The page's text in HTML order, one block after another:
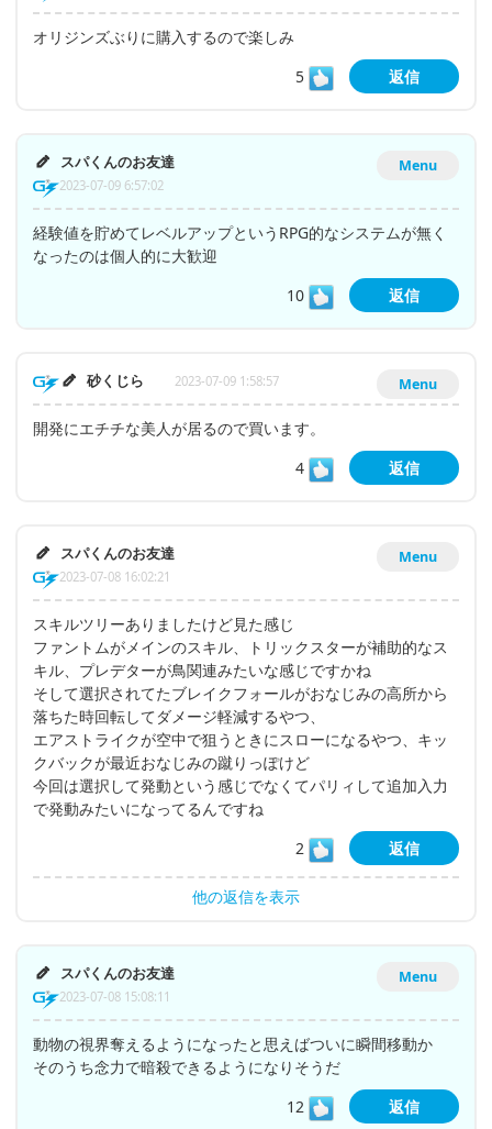
オリジンズぶりに購入するので楽しみ
5
返信
Menu
スパくんのお友達
2023-07-09 6:57:02
経験値を貯めてレベルアップというRPG的なシステムが無く
なったのは個人的に大歓迎
10
返信
Menu
砂くじら 2023-07-09 1:58:57
開発にエチチな美人が居るので買います。
4
返信
Menu
スパくんのお友達
2023-07-08 16:02:21
スキルツリーありましたけど見た感じ
ファントムがメインのスキル、トリックスターが補助的なス
キル、プレデターが鳥関連みたいな感じですかね
そして選択されてたブレイクフォールがおなじみの高所から
落ちた時回転してダメージ軽減するやつ、
エアストライクが空中で狙うときにスローになるやつ、キッ
クバックが最近おなじみの蹴りっぽけど
今回は選択して発動という感じでなくてパリィして追加入力
で発動みたいになってるんですね
2
返信
他の返信を表示
Menu
スパくんのお友達
2023-07-08 15:08:11
動物の視界奪えるようになったと思えばついに瞬間移動か
そのうち念力で暗殺できるようになりそうだ
12
返信